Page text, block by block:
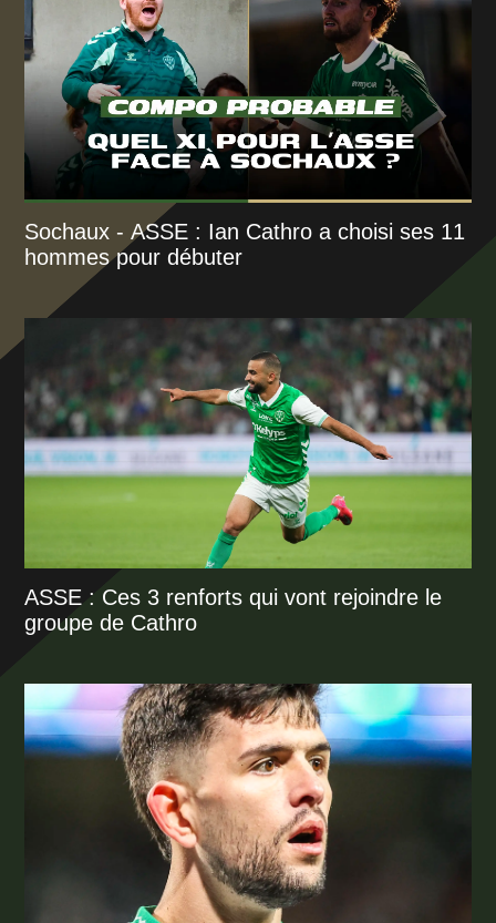
Sochaux - ASSE : Ian Cathro a choisi ses 11
hommes pour débuter
ASSE : Ces 3 renforts qui vont rejoindre le
groupe de Cathro